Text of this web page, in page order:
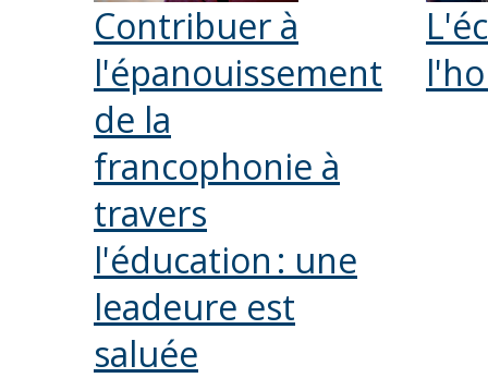
Contribuer à
l'épanouissement
de la
francophonie à
travers
l'éducation : une
leadeure est
saluée